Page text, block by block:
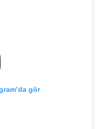
gör